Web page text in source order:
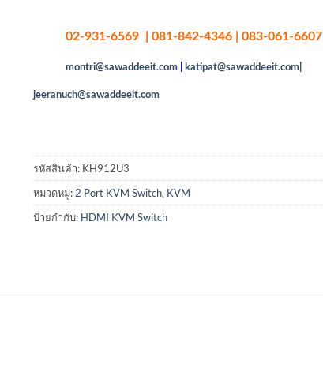
02-931-6569 | 081-842-4346 | 083-061-6607
montri@sawaddeeit.com katipat@sawaddeeit.com|
jeeranuch@sawaddeeit.com
รหัสสินค้า: KH912U3
หมวดหมู่: 2 Port KVM Switch, KVM
ป้ายกำกับ: HDMI KVM Switch